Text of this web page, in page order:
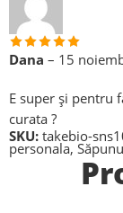
Evaluat la5
Dana – 15
E super și pentru
curata ?
SKU: takebio-
personala,